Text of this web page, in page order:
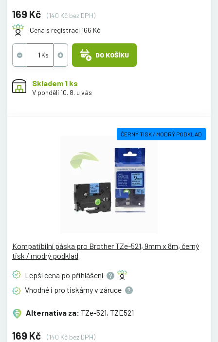
169 Kč
(140 Kč bez DPH)
Cena s registrací 166 Kč
DO KOŠÍKU
Skladem 1 ks
V pondělí 10. 8. u vás
ČERNÝ TISK / MODRÝ PODKLAD
Kompatibilní páska pro Brother TZe-521, 9mm x 8m, černý
tisk / modrý podklad
Lepší cena po přihlášení
Vhodné i pro tiskárny v záruce
Alternativa za: TZe-521, TZE521
169 Kč
(140 Kč bez DPH)